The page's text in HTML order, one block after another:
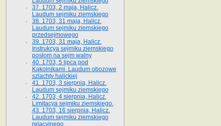
37. 1703, 2 maja, Halicz.
Laudum sejmiku ziemskiego
38. 1703, 31 maja, Halicz.
Laudum sejmiku ziemskiego
przedsejmowego
39. 1703, 31 maja, Halicz.
Instrukcya sejmiku ziemskiego
posłom na sejm walny
40. 1703, 5 lipca pod
Kąkolnikami. Laudum obozowe
szlachty halickiej
41­. 1703, 3 sierpnia, Halicz.
Laudum sejmiku ziemskiego
42. 1703, 4 sierpnia, Halicz.
Limitacya sejmiku ziemskiego.
43. 1703, 16 sierpnia, Halicz.
Laudum sejmiku ziemskiego
relacyjnego